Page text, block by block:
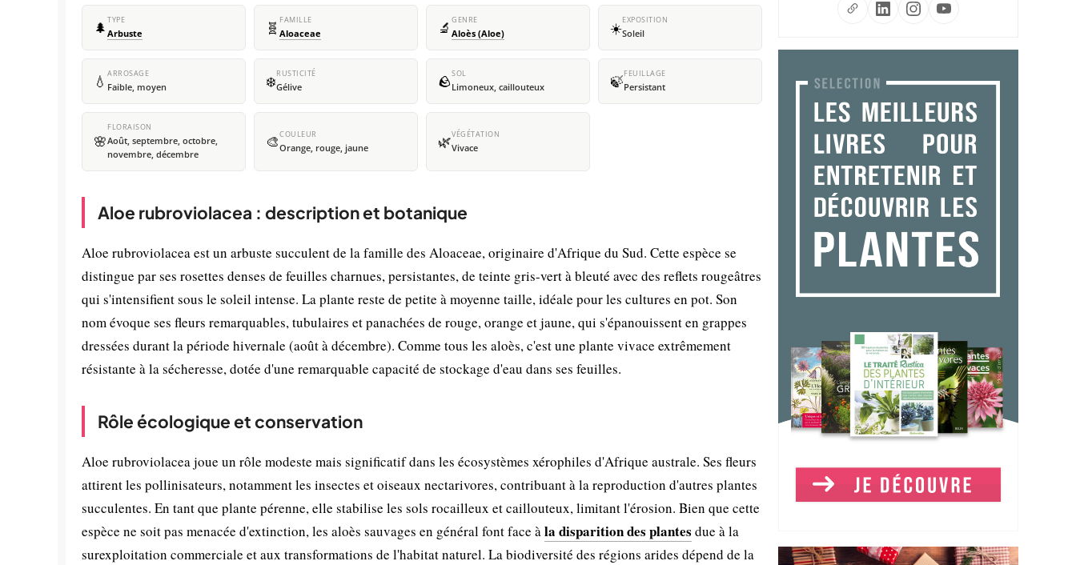
🌲 TYPE
Arbuste 🧬 FAMILLE
Aloaceae 🔬 GENRE
Aloès (Aloe) ☀️EXPOSITION
Soleil
💧 ARROSAGE
Faible, moyen ❄️RUSTICITÉ
Gélive 🪨SOL
Limoneux, caillouteux 🍃FEUILLAGE
Persistant
🌸
FLORAISON
Août, septembre, octobre,
novembre, décembre
🎨COULEUR
Orange, rouge, jaune 🌿VÉGÉTATION
Vivace
Aloe rubroviolacea : description et botanique
Aloe rubroviolacea est un arbuste succulent de la famille des Aloaceae, originaire d'Afrique du Sud. Cette espèce se
distingue par ses rosettes denses de feuilles charnues, persistantes, de teinte gris-vert à bleuté avec des reflets rougeâtres
qui s'intensifient sous le soleil intense. La plante reste de petite à moyenne taille, idéale pour les cultures en pot. Son
nom évoque ses fleurs remarquables, tubulaires et panachées de rouge, orange et jaune, qui s'épanouissent en grappes
dressées durant la période hivernale (août à décembre). Comme tous les aloès, c'est une plante vivace extrêmement
résistante à la sécheresse, dotée d'une remarquable capacité de stockage d'eau dans ses feuilles.
Rôle écologique et conservation
Aloe rubroviolacea joue un rôle modeste mais significatif dans les écosystèmes xérophiles d'Afrique australe. Ses fleurs
attirent les pollinisateurs, notamment les insectes et oiseaux nectarivores, contribuant à la reproduction d'autres plantes
succulentes. En tant que plante pérenne, elle stabilise les sols rocailleux et caillouteux, limitant l'érosion. Bien que cette
espèce ne soit pas menacée d'extinction, les aloès sauvages en général font face àla disparition des plantes due à la
surexploitation commerciale et aux transformations de l'habitat naturel. La biodiversité des régions arides dépend de la